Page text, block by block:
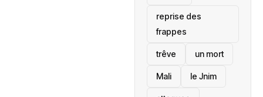
reprise des
frappes
trêve un mort
Mali le Jnim